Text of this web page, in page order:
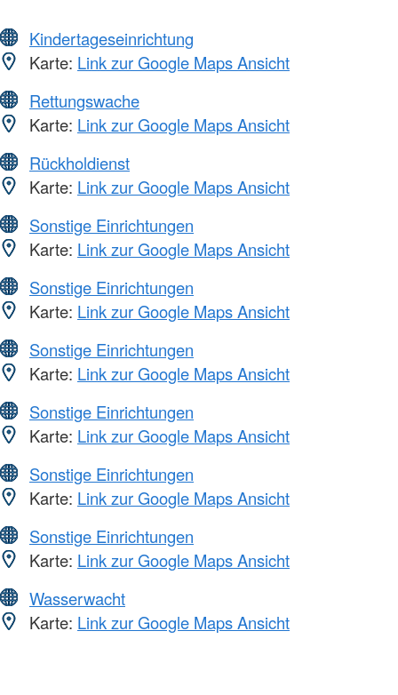
Kindertageseinrichtung
Karte: Link zur Google Maps Ansicht
Rettungswache
Karte: Link zur Google Maps Ansicht
Rückholdienst
Karte: Link zur Google Maps Ansicht
Sonstige Einrichtungen
Karte: Link zur Google Maps Ansicht
Sonstige Einrichtungen
Karte: Link zur Google Maps Ansicht
Sonstige Einrichtungen
Karte: Link zur Google Maps Ansicht
Sonstige Einrichtungen
Karte: Link zur Google Maps Ansicht
Sonstige Einrichtungen
Karte: Link zur Google Maps Ansicht
Sonstige Einrichtungen
Karte: Link zur Google Maps Ansicht
Wasserwacht
Karte: Link zur Google Maps Ansicht